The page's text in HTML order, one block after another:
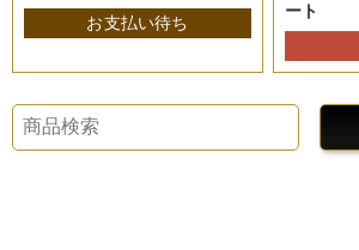
お支払い待ち
ート